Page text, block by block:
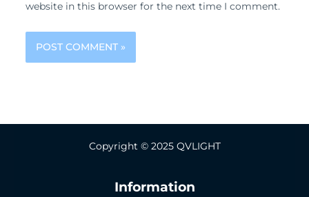
website in this browser for the next time I comment.
Copyright © 2025 QVLIGHT
Information